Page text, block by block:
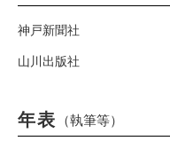
神戸新聞社
山川出版社
年表 （執筆等）